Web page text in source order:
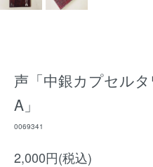
声「中銀カプセル
A」
0069341
2,000円(税込)